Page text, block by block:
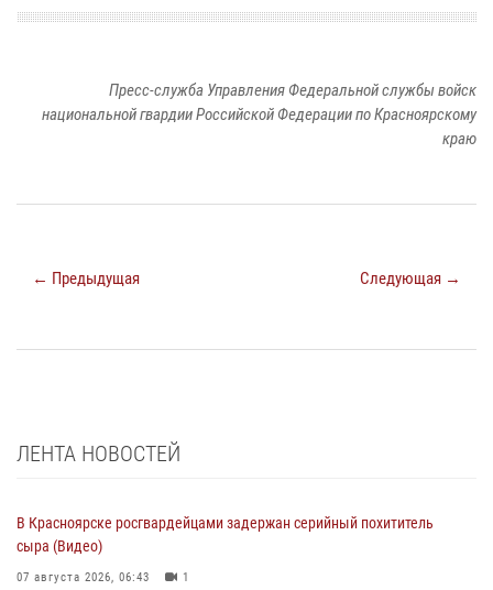
Пресс-служба Управления Федеральной службы войск
национальной гвардии Российской Федерации по Красноярскому
краю
← Предыдущая Следующая →
ЛЕНТА НОВОСТЕЙ
В Красноярске росгвардейцами задержан серийный похититель
сыра (Видео)
07 августа 2026, 06:43 1